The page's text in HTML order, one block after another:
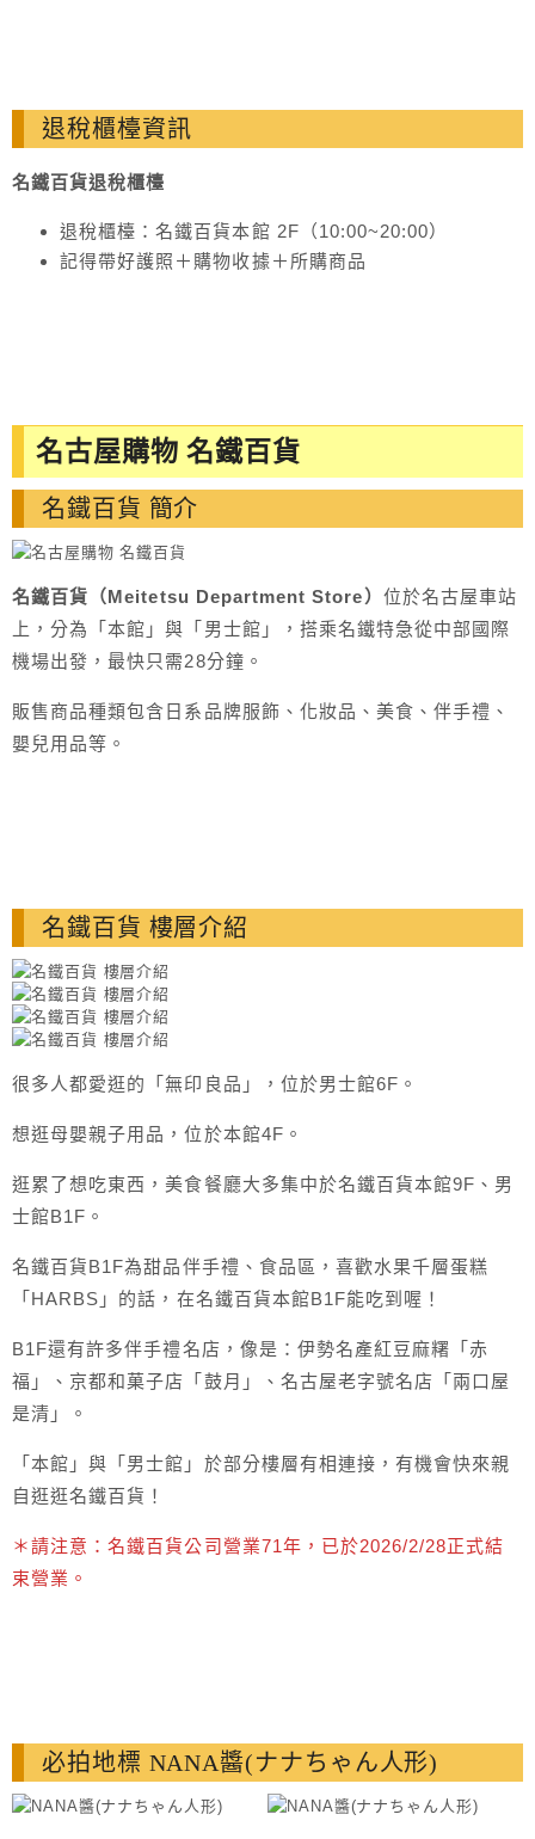
退稅櫃檯資訊
名鐵百貨退稅櫃檯
退稅櫃檯：名鐵百貨本館 2F（10:00~20:00）
記得帶好護照＋購物收據＋所購商品
名古屋購物 名鐵百貨
名鐵百貨 簡介
名鐵百貨（Meitetsu Department Store） 位於名古屋車站
上，分為「本館」與「男士館」，搭乘名鐵特急從中部國際
機場出發，最快只需28分鐘。
販售商品種類包含日系品牌服飾、化妝品、美食、伴手禮、
嬰兒用品等。
名鐵百貨 樓層介紹
很多人都愛逛的「無印良品」，位於男士館6F。
想逛母嬰親子用品，位於本館4F。
逛累了想吃東西，美食餐廳大多集中於名鐵百貨本館9F、男
士館B1F。
名鐵百貨B1F為甜品伴手禮、食品區，喜歡水果千層蛋糕
「HARBS」的話，在名鐵百貨本館B1F能吃到喔！
B1F還有許多伴手禮名店，像是：伊勢名產紅豆麻糬「赤
福」、京都和菓子店「鼓月」、名古屋老字號名店「兩口屋
是清」。
「本館」與「男士館」於部分樓層有相連接，有機會快來親
自逛逛名鐵百貨！
＊請注意：名鐵百貨公司營業71年，已於2026/2/28正式結
束營業。
必拍地標 NANA醬(ナナちゃん人形)